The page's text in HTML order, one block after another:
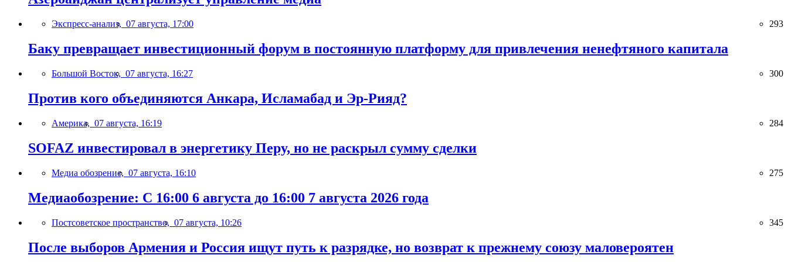
Экспресс-анализ, 07 августа, 17:00 293
Баку превращает инвестиционный форум в постоянную платформу для привлечения ненефтяного капитала
Большой Восток, 07 августа, 16:27 300
Против кого объединяются Анкара, Исламабад и Эр-Рияд?
Америка, 07 августа, 16:19 284
SOFAZ инвестировал в энергетику Перу, но не раскрыл сумму сделки
Медиа обозрение, 07 августа, 16:10 275
Медиаобозрение: С 16:00 6 августа до 16:00 7 августа 2026 года
Постсоветское пространство, 07 августа, 10:26 345
После выборов Армения и Россия ищут путь к разрядке, но возврат к прежнему союзу маловероятен